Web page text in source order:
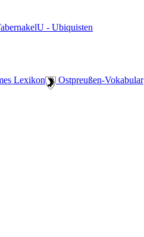
U - Ubiquisten
Lexikon ️ Ostpreußen-Vokabular